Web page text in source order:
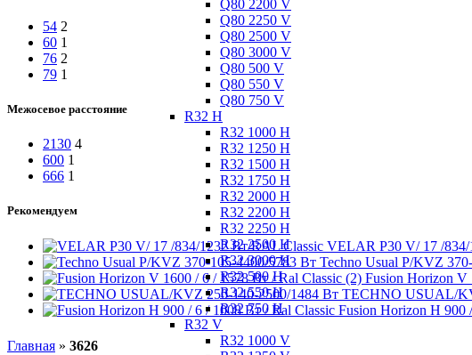
Q80 2200 V
Q80 2250 V
Q80 2500 V
Q80 3000 V
Q80 500 V
Q80 550 V
Q80 750 V
R32 H
R32 1000 H
R32 1250 H
R32 1500 H
R32 1750 H
R32 2000 H
R32 2200 H
R32 2250 H
R32 2500 H
R32 3000 H
R32 500 H
R32 550 H
R32 750 H
R32 V
R32 1000 V
54 2
60 1
76 2
79 1
Межосевое расстояние
2130 4
600 1
666 1
Рекомендуем
VELAR P30 V/ 17 /
Techno Usual P/KVZ
Fusion Horizon V
TECHNO USUAL/
Fusion Horizon H 900
Главная » 3626